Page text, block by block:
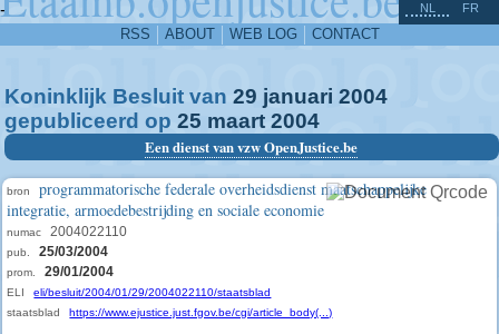
-
RSS ABOUT WEB LOG CONTACT
NL FR
Koninklijk Besluit van 29 januari 2004
gepubliceerd op 25 maart 2004
Een dienst van vzw OpenJustice.be
bron
programmatorische federale overheidsdienst maatschappelijke
integratie, armoedebestrijding en sociale economie
numac 2004022110
pub. 25/03/2004
prom. 29/01/2004
ELI
eli/besluit/2004/01/29/2004022110/staatsblad
staatsblad
https://www.ejustice.just.fgov.be/cgi/article_body(...)
^